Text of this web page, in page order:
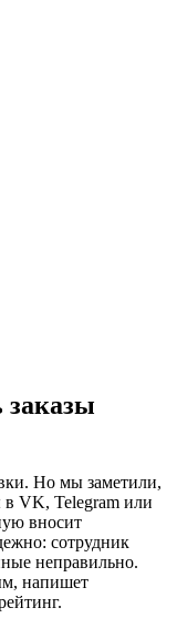
заказы
Но мы заметили,
в VK, Telegram или
вносит
сотрудник
неправильно.
напишет